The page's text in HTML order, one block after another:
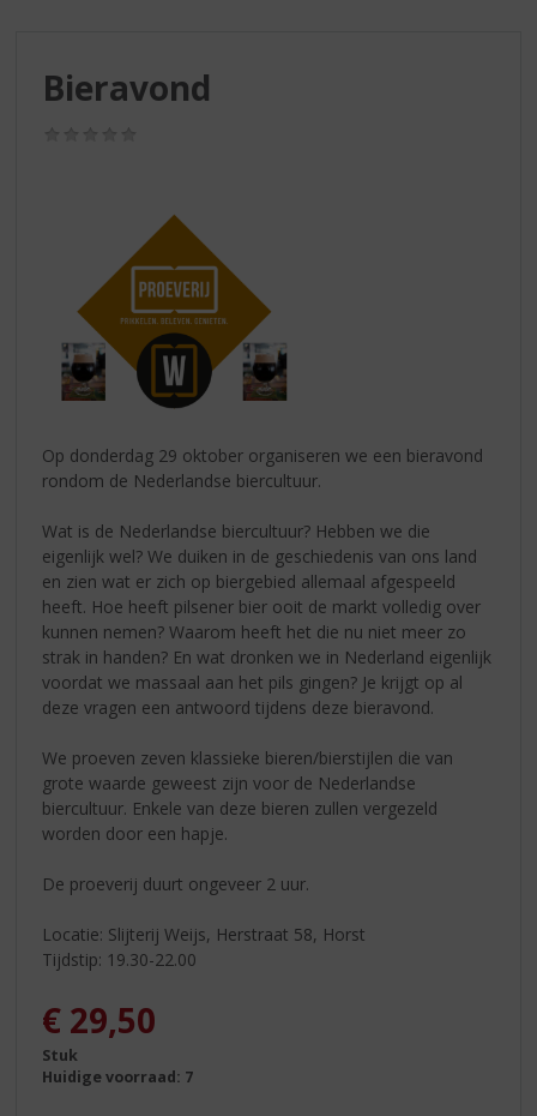
Bieravond
Op donderdag 29 oktober organiseren we een bieravond
rondom de Nederlandse biercultuur.
Wat is de Nederlandse biercultuur? Hebben we die
eigenlijk wel? We duiken in de geschiedenis van ons land
en zien wat er zich op biergebied allemaal afgespeeld
heeft. Hoe heeft pilsener bier ooit de markt volledig over
kunnen nemen? Waarom heeft het die nu niet meer zo
strak in handen? En wat dronken we in Nederland eigenlijk
voordat we massaal aan het pils gingen? Je krijgt op al
deze vragen een antwoord tijdens deze bieravond.
We proeven zeven klassieke bieren/bierstijlen die van
grote waarde geweest zijn voor de Nederlandse
biercultuur. Enkele van deze bieren zullen vergezeld
worden door een hapje.
De proeverij duurt ongeveer 2 uur.
Locatie: Slijterij Weijs, Herstraat 58, Horst
Tijdstip: 19.30-22.00
€ 29,50
Stuk
Huidige voorraad: 7